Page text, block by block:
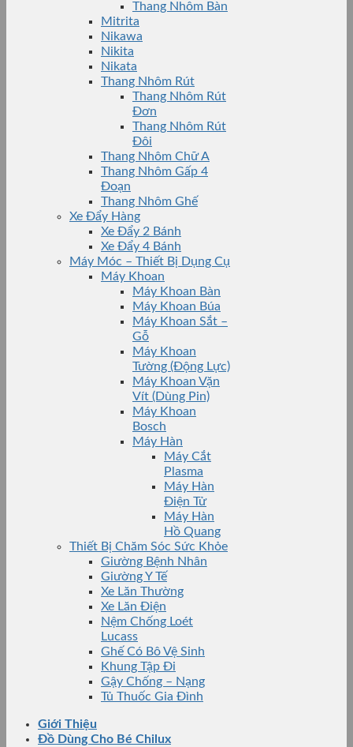
Thang Nhôm Bàn
Mitrita
Nikawa
Nikita
Nikata
Thang Nhôm Rút
Thang Nhôm Rút
Đơn
Thang Nhôm Rút
Đôi
Thang Nhôm Chữ A
Thang Nhôm Gấp 4
Đoạn
Thang Nhôm Ghế
Xe Đẩy Hàng
Xe Đẩy 2 Bánh
Xe Đẩy 4 Bánh
Máy Móc – Thiết Bị Dụng Cụ
Máy Khoan
Máy Khoan Bàn
Máy Khoan Búa
Máy Khoan Sắt –
Gỗ
Máy Khoan
Tường (Động Lực)
Máy Khoan Vặn
Vít (Dùng Pin)
Máy Khoan
Bosch
Máy Hàn
Máy Cắt
Plasma
Máy Hàn
Điện Tử
Máy Hàn
Hồ Quang
Thiết Bị Chăm Sóc Sức Khỏe
Giường Bệnh Nhân
Giường Y Tế
Xe Lăn Thường
Xe Lăn Điện
Nệm Chống Loét
Lucass
Ghế Có Bô Vệ Sinh
Khung Tập Đi
Gậy Chống – Nạng
Tủ Thuốc Gia Đình
Giới Thiệu
Đồ Dùng Cho Bé Chilux